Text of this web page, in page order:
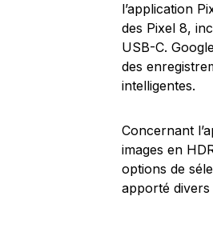
l’application
des Pixel 8,
USB-C.
des
intelligentes.
Concernant
images en
options de
apporté divers